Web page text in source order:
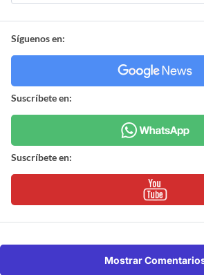
Síguenos en:
Suscríbete en:
Suscríbete en:
Mostrar